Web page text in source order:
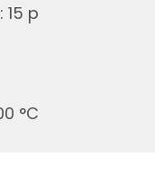
zsírsav:
: 15 p
°C